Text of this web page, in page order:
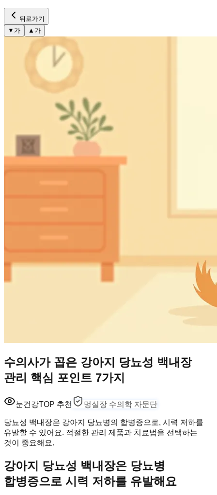
뒤로가기
▼ 가 ▲ 가
수의사가 꼽은 강아지 당뇨성 백내장
관리 핵심 포인트 7가지
눈건강TOP 추천 멍실장 수의학 자문단
당뇨성 백내장은 강아지 당뇨병의 합병증으로, 시력 저하를
유발할 수 있어요. 적절한 관리 제품과 치료법을 선택하는
것이 중요해요.
강아지 당뇨성 백내장은 당뇨병
합병증으로 시력 저하를 유발해요